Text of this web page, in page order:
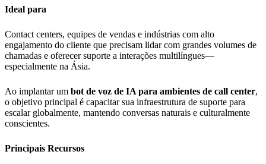
Ideal para
Contact centers, equipes de vendas e indústrias com alto
engajamento do cliente que precisam lidar com grandes volumes de
chamadas e oferecer suporte a interações multilíngues—
especialmente na Ásia.
Ao implantar um bot de voz de IA para ambientes de call center,
o objetivo principal é capacitar sua infraestrutura de suporte para
escalar globalmente, mantendo conversas naturais e culturalmente
conscientes.
Principais Recursos